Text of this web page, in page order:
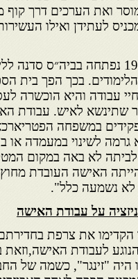
ואת הערכים דרך קוף
לעתידן ואילו
ואכן, משנת 1903 נפתחה
הלימודים. בכך הפך בית
עבודה והיא הוכשרה
שתינשא לאיש. עבודת
במשפחה
לשינוי במעמדה או
לא באה במקום
האישה העובדת
לא נשמעה כלל".
על עבודת האישה
את צרפת
לעבודת
היה "זינגר", כשמה של